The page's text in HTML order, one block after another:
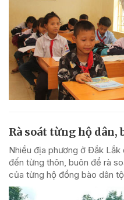
Rà soát từng hộ dân,
Nhiều địa phương ở Đắk
đến từng thôn, buôn để rà
của từng hộ đồng bào dân